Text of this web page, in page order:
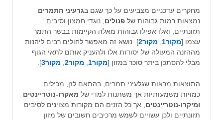
מחקרים עדכניים מצביעים על כך שגם בגרעיני התמרים
נמצאות רמות גבוהות של פנולים , נוגדי חמצון וסיבים
תזונתיים, ואלו אפילו גבוהות מאלה הקיימות בבשר התמר
עצמו [מקור1 מקור2 ]. נושא זה מאפשר לחולים רבים ליהנות
מההזנה המעולה של יסודות אלו ולהעניק אותם לתאי הגוף
מבלי להסתכן ביתר סוכר במזון [מקור1 מקור2 מקור3 ].
התוצאות מראות שגלעיני תמרים, בהתאם לזן, מכילים
כמויות משמעותיות אך משתנות למדי של מאקרו-נוטריינטים
ומיקרו-נוטריינטים, אך כל הזנים הם מקורות מצוינים לסיבים
תזונתיים ולכן עשויים לשמש מרכיבים חשובים של מזון